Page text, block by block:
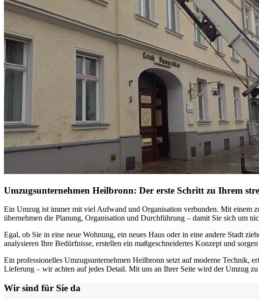
Umzugsunternehmen Heilbronn: Der erste Schritt zu Ihrem
Ein Umzug ist immer mit viel Aufwand und Organisation verbunden. Mit einem
übernehmen die Planung, Organisation und Durchführung – damit Sie sich um
Egal, ob Sie in eine neue Wohnung, ein neues Haus oder in eine andere Stadt
analysieren Ihre Bedürfnisse, erstellen ein maßgeschneidertes Konzept und
Ein professionelles Umzugsunternehmen Heilbronn setzt auf moderne Technik,
Lieferung – wir achten auf jedes Detail. Mit uns an Ihrer Seite wird der Umzug
Wir sind für Sie da